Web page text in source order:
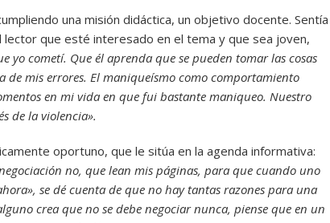
una misión didáctica, un objetivo docente. Sentía
lector que esté interesado en el tema y que sea joven,
yo cometí. Que él aprenda que se pueden tomar las cosas
mis errores. El maniqueísmo como comportamiento
en mi vida en que fui bastante maniqueo. Nuestro
de la violencia».
oportuno, que le sitúa en la agenda informativa:
no, que lean mis páginas, para que cuando uno
se dé cuenta de que no hay tantas razones para una
crea que no se debe negociar nunca, piense que en un